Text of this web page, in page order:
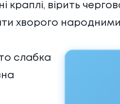
краплі, вірить
хворого
слабка